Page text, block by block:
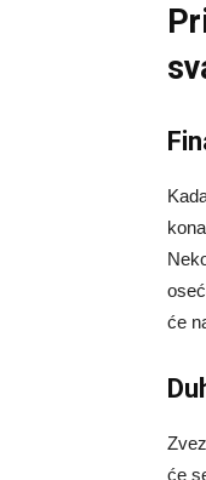
će
će